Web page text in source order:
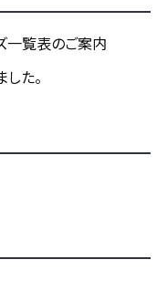
一覧表のご案内
た。